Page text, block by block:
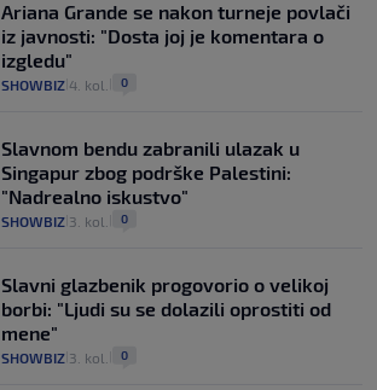
Ariana Grande se nakon turneje povlači
iz javnosti: "Dosta joj je komentara o
izgledu"
SHOWBIZ 4. kol. 0
Slavnom bendu zabranili ulazak u
Singapur zbog podrške Palestini:
"Nadrealno iskustvo"
SHOWBIZ 3. kol. 0
Slavni glazbenik progovorio o velikoj
borbi: "Ljudi su se dolazili oprostiti od
mene"
SHOWBIZ 3. kol. 0